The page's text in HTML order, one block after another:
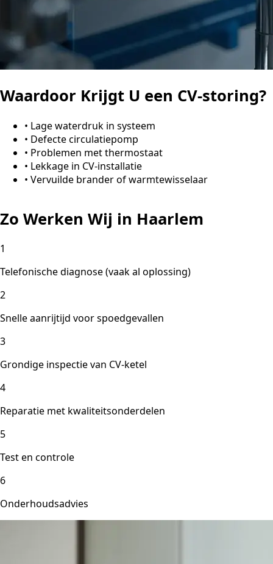
Waardoor Krijgt U een CV-storing?
• Lage waterdruk in systeem
• Defecte circulatiepomp
• Problemen met thermostaat
• Lekkage in CV-installatie
• Vervuilde brander of warmtewisselaar
Zo Werken Wij in Haarlem
1
Telefonische diagnose (vaak al oplossing)
2
Snelle aanrijtijd voor spoedgevallen
3
Grondige inspectie van CV-ketel
4
Reparatie met kwaliteitsonderdelen
5
Test en controle
6
Onderhoudsadvies